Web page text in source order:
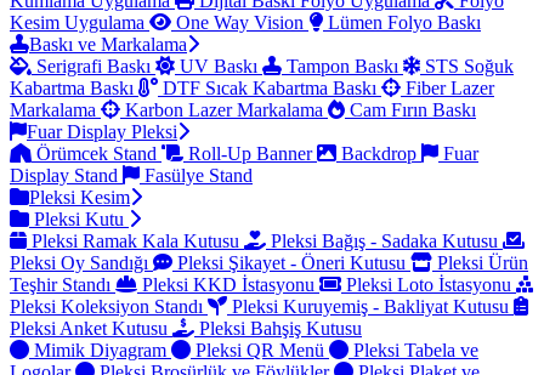
Kesim Uygulama
One Way Vision
Lümen Folyo Baskı
Baskı ve Markalama
Serigrafi Baskı
UV Baskı Tampon Baskı
STS Soğuk
Kabartma Baskı
DTF Sıcak Kabartma Baskı
Fiber Lazer
Markalama
Karbon Lazer Markalama
Cam Fırın Baskı
Fuar Display Pleksi
Örümcek Stand
Roll-Up Banner Backdrop
Fuar
Display Stand
Fasülye Stand
Pleksi Kesim
Pleksi Kutu
Pleksi Ramak Kala Kutusu
Pleksi Bağış - Sadaka Kutusu
Pleksi Oy Sandığı
Pleksi Şikayet - Öneri Kutusu
Pleksi Ürün
Teşhir Standı
Pleksi KKD İstasyonu
Pleksi Loto İstasyonu
Pleksi Koleksiyon Standı
Pleksi Kuruyemiş - Bakliyat Kutusu
Pleksi Anket Kutusu
Pleksi Bahşiş Kutusu
Mimik Diyagram
Pleksi QR Menü
Pleksi Tabela ve